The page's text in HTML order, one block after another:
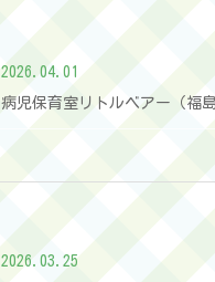
2026.04.01
病児保育室リトルベアー（福
2026.03.25